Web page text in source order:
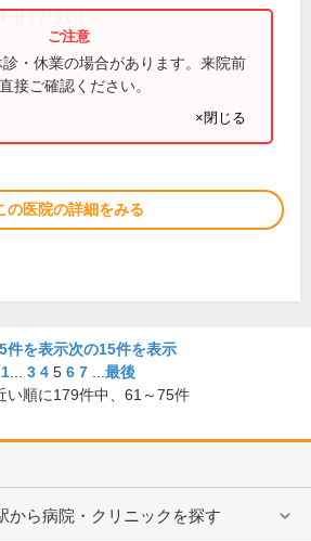
せください)
・休業の場合があります。来院前
接ご確認ください。
×閉じる
の医院の詳細をみる
件を表示次の15件を表示
1
3 4 5 6 7
最後
い順に179件中、 61～75件
から病院・クリニックを探す